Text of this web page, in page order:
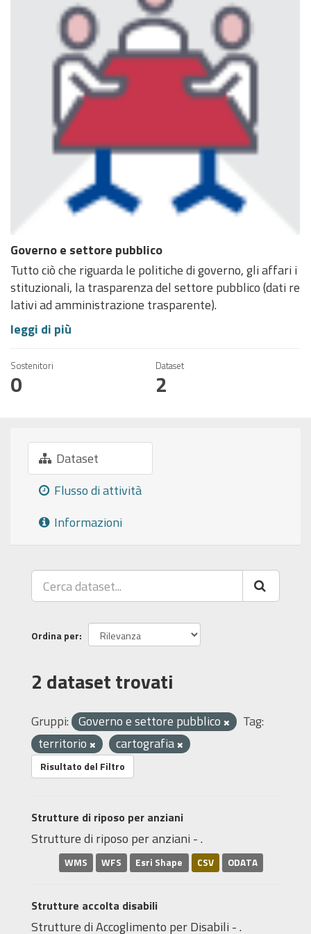
Governo e settore pubblico
Tutto ciò che riguarda le politiche di governo, gli affari i
stituzionali, la trasparenza del settore pubblico (dati re
lativi ad amministrazione trasparente).
leggi di più
Sostenitori
0
Dataset
2
Dataset
Flusso di attività
Informazioni
Ordina per
2 dataset trovati
Gruppi: Governo e settore pubblico
Tag:
territorio
cartografia
Risultato del Filtro
Strutture di riposo per anziani
Strutture di riposo per anziani - .
WMS WFS Esri Shape CSV ODATA
Strutture accolta disabili
Strutture di Accoglimento per Disabili - .